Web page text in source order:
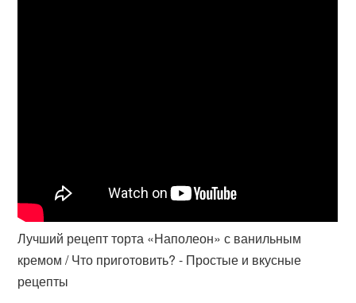
Лучший рецепт торта «Наполеон» с ванильным
кремом / Что приготовить? - Простые и вкусные
рецепты